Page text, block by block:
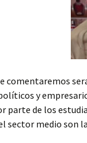
comentaremos
y
parte de los
sector medio son